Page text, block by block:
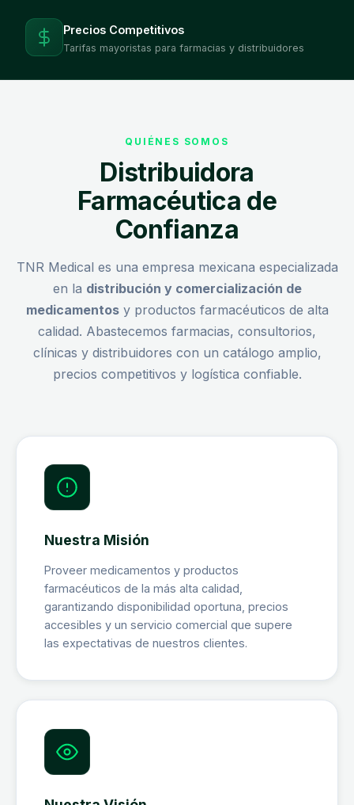
Precios Competitivos
Tarifas mayoristas para farmacias y distribuidores
QUIÉNES SOMOS
Distribuidora
Farmacéutica de
Confianza
TNR Medical es una empresa mexicana especializada
en la distribución y comercialización de
medicamentosy productos farmacéuticos de alta
calidad. Abastecemos farmacias, consultorios,
clínicas y distribuidores con un catálogo amplio,
precios competitivos y logística confiable.
Nuestra Misión
Proveer medicamentos y productos
farmacéuticos de la más alta calidad,
garantizando disponibilidad oportuna, precios
accesibles y un servicio comercial que supere
las expectativas de nuestros clientes.